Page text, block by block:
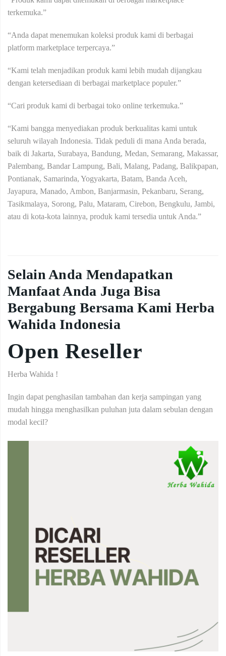
terkemuka.”
“Anda dapat menemukan koleksi produk kami di berbagai
platform marketplace terpercaya.”
“Kami telah menjadikan produk kami lebih mudah dijangkau
dengan ketersediaan di berbagai marketplace populer.”
“Cari produk kami di berbagai toko online terkemuka.”
“Kami bangga menyediakan produk berkualitas kami untuk
seluruh wilayah Indonesia. Tidak peduli di mana Anda berada,
baik di Jakarta, Surabaya, Bandung, Medan, Semarang, Makassar,
Palembang, Bandar Lampung, Bali, Malang, Padang, Balikpapan,
Pontianak, Samarinda, Yogyakarta, Batam, Banda Aceh,
Jayapura, Manado, Ambon, Banjarmasin, Pekanbaru, Serang,
Tasikmalaya, Sorong, Palu, Mataram, Cirebon, Bengkulu, Jambi,
atau di kota-kota lainnya, produk kami tersedia untuk Anda.”
Selain Anda Mendapatkan
Manfaat Anda Juga Bisa
Bergabung Bersama Kami Herba
Wahida Indonesia
Open Reseller
Herba Wahida !
Ingin dapat penghasilan tambahan dan kerja sampingan yang
mudah hingga menghasilkan puluhan juta dalam sebulan dengan
modal kecil?